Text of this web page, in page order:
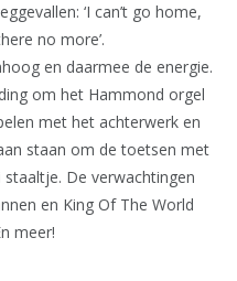
‘I can’t go home,
no more’.
en daarmee de energie.
om het Hammond orgel
met het achterwerk en
staan om de toetsen met
De verwachtingen
en King Of The World
meer!